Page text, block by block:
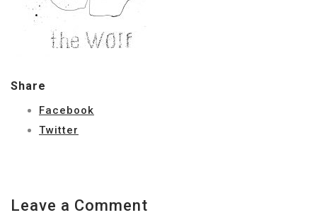
Share
Facebook
Twitter
Leave a Comment